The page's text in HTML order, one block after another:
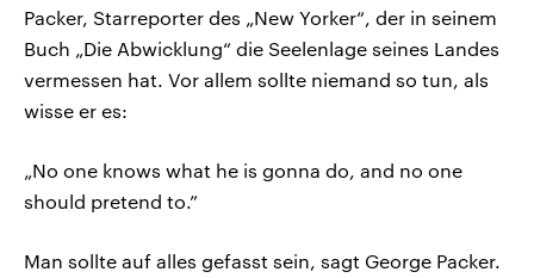
Packer, Starreporter des „New Yorker“, der in seinem
Buch „Die Abwicklung“ die Seelenlage seines Landes
vermessen hat. Vor allem sollte niemand so tun, als
wisse er es:
„No one knows what he is gonna do, and no one
should pretend to.”
Man sollte auf alles gefasst sein, sagt George Packer.